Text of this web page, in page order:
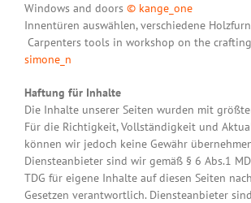
Windows and doors © kange_one
Innentüren auswählen, verschiedene
Carpenters tools in workshop on the
simone_n
Haftung für Inhalte
Die Inhalte unserer Seiten wurden mit
Für die Richtigkeit, Vollständigkeit und
können wir jedoch keine Gewähr
Diensteanbieter sind wir gemäß § 6 Abs.1
TDG für eigene Inhalte auf diesen Seiten
Gesetzen verantwortlich. Diensteanbieter